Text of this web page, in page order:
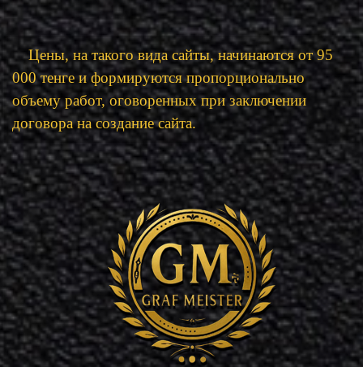
Цены, на такого вида сайты, начинаются от 95
000 тенге и формируются пропорционально
объему работ, оговоренных при заключении
договора на создание сайта.